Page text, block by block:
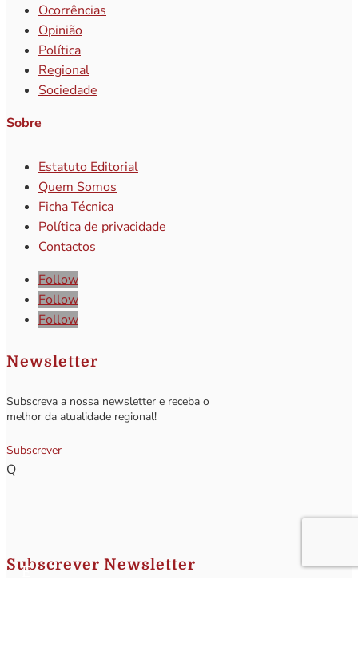
Ocorrências
Opinião
Política
Regional
Sociedade
Sobre
Estatuto Editorial
Quem Somos
Ficha Técnica
Política de privacidade
Contactos
Follow
Follow
Follow
Newsletter
Subscreva a nossa newsletter e receba o
melhor da atualidade regional!
Subscrever
Q
Subscrever Newsletter